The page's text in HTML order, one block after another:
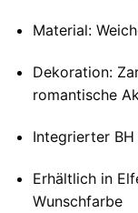
Material:
Dekoration:
romantische
Integrierter
Erhältlich in
Wunschfarbe